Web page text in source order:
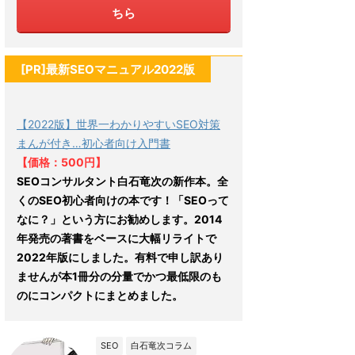
ちら
[PR]最新SEOマニュアル2022版
【2022版】世界一わかりやすいSEO対策
まんが付き…初心者向け入門書
【価格：500円】
SEOコンサルタント白石竜次の新作本。全
くのSEO初心者向けの本です！「SEOって
なに？」という方にお勧めします。2014
年発売の著書をベースに大幅リライトで
2022年版にしました。有料で申し訳あり
ませんが本1冊分の分量でかつ最低限のも
のにコンパクトにまとめました。
SEO 白石竜次コラム